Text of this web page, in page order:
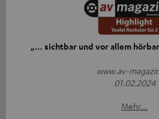
„… sichtbar und vor allem
www.av-
01.02.2024
Mehr...